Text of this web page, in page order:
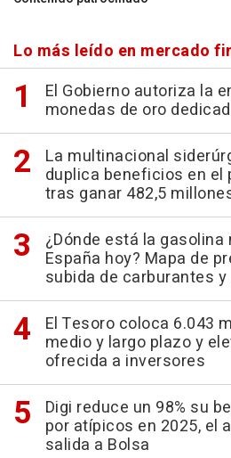
Lo más leído en mercado
El Gobierno autoriza la
monedas de oro
La multinacional
duplica beneficios en el
tras ganar 482,5
¿Dónde está la
España hoy? Mapa de
subida de carburantes
El Tesoro coloca 6.043
medio y largo plazo y
ofrecida a inversores
Digi reduce un 98% su
por atípicos en 2025, el
salida a Bolsa